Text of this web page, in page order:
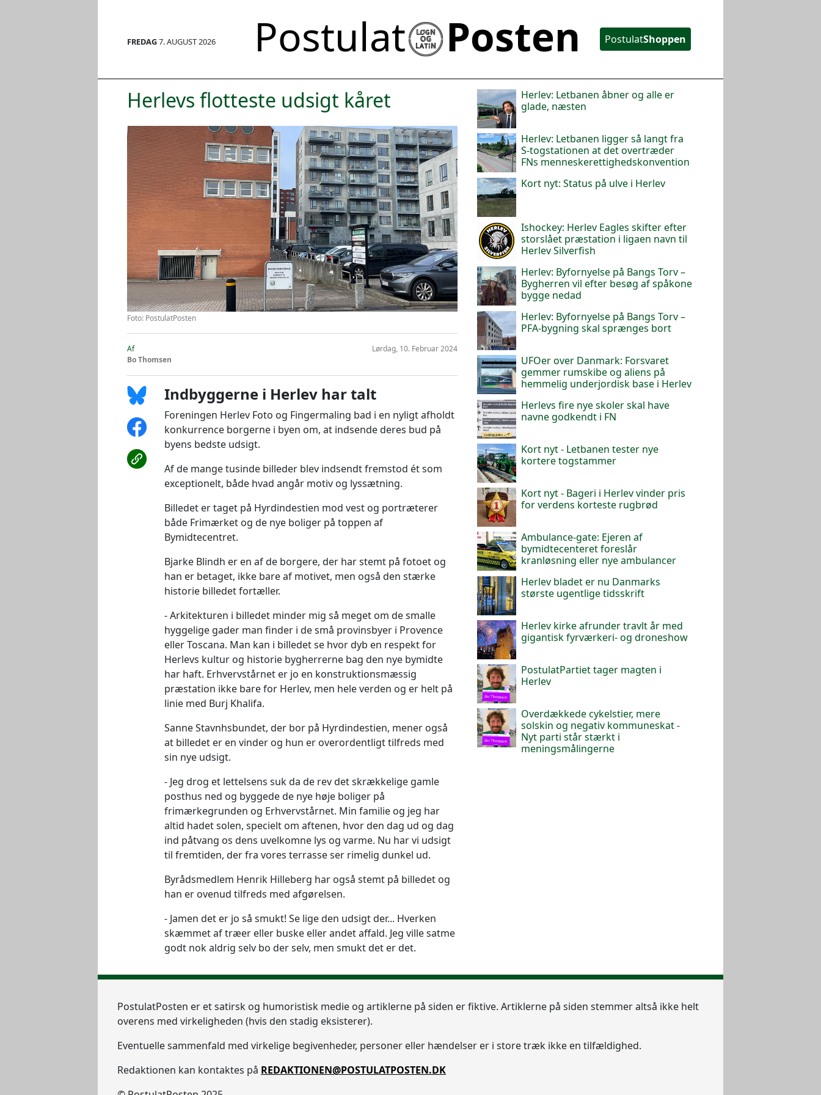
FREDAG7. AUGUST 2026 Postulat Posten PostulatShoppen
Herlevs flotteste udsigt kåret
Foto: PostulatPosten
Af
Bo Thomsen
Lørdag, 10. Februar 2024
Indbyggerne i Herlev har talt
Foreningen Herlev Foto og Fingermaling bad i en nyligt afholdt
konkurrence borgerne i byen om, at indsende deres bud på
byens bedste udsigt.
Af de mange tusinde billeder blev indsendt fremstod ét som
exceptionelt, både hvad angår motiv og lyssætning.
Billedet er taget på Hyrdindestien mod vest og portræterer
både Frimærket og de nye boliger på toppen af
Bymidtecentret.
Bjarke Blindh er en af de borgere, der har stemt på fotoet og
han er betaget, ikke bare af motivet, men også den stærke
historie billedet fortæller.
Arkitekturen i billedet minder mig så meget om de smalle
hyggelige gader man finder i de små provinsbyer i Provence
eller Toscana. Man kan i billedet se hvor dyb en respekt for
Herlevs kultur og historie bygherrerne bag den nye bymidte
har haft. Erhvervstårnet er jo en konstruktionsmæssig
præstation ikke bare for Herlev, men hele verden og er helt på
linie med Burj Khalifa.
Sanne Stavnhsbundet, der bor på Hyrdindestien, mener også
at billedet er en vinder og hun er overordentligt tilfreds med
sin nye udsigt.
Jeg drog et lettelsens suk da de rev det skrækkelige gamle
posthus ned og byggede de nye høje boliger på
frimærkegrunden og Erhvervstårnet. Min familie og jeg har
altid hadet solen, specielt om aftenen, hvor den dag ud og dag
ind påtvang os dens uvelkomne lys og varme. Nu har vi udsigt
til fremtiden, der fra vores terrasse ser rimelig dunkel ud.
Byrådsmedlem Henrik Hilleberg har også stemt på billedet og
han er ovenud tilfreds med afgørelsen.
Jamen det er jo så smukt! Se lige den udsigt der... Hverken
skæmmet af træer eller buske eller andet affald. Jeg ville satme
godt nok aldrig selv bo der selv, men smukt det er det.
Herlev: Letbanen åbner og alle er
glade, næsten
Herlev: Letbanen ligger så langt fra
S-togstationen at det overtræder
FNs menneskerettighedskonvention
Kort nyt: Status på ulve i Herlev
Ishockey: Herlev Eagles skifter efter
storslået præstation i ligaen navn til
Herlev Silverfish
Herlev: Byfornyelse på Bangs Torv –
Bygherren vil efter besøg af spåkone
bygge nedad
Herlev: Byfornyelse på Bangs Torv –
PFA-bygning skal sprænges bort
UFOer over Danmark: Forsvaret
gemmer rumskibe og aliens på
hemmelig underjordisk base i Herlev
Herlevs fire nye skoler skal have
navne godkendt i FN
Kort nyt - Letbanen tester nye
kortere togstammer
Kort nyt - Bageri i Herlev vinder pris
for verdens korteste rugbrød
Ambulance-gate: Ejeren af
bymidtecenteret foreslår
kranløsning eller nye ambulancer
Herlev bladet er nu Danmarks
største ugentlige tidsskrift
Herlev kirke afrunder travlt år med
gigantisk fyrværkeri- og droneshow
PostulatPartiet tager magten i
Herlev
Overdækkede cykelstier, mere
solskin og negativ kommuneskat -
Nyt parti står stærkt i
meningsmålingerne
PostulatPosten er et satirsk og humoristisk medie og artiklerne på siden er fiktive. Artiklerne på siden stemmer altså ikke helt
overens med virkeligheden (hvis den stadig eksisterer).
Eventuelle sammenfald med virkelige begivenheder, personer eller hændelser er i store træk ikke en tilfældighed.
Redaktionen kan kontaktes på REDAKTIONEN@POSTULATPOSTEN.DK